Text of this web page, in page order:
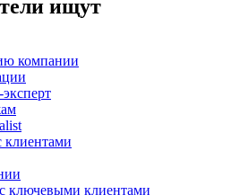
ищут
компании
клиентами
ключевыми клиентами